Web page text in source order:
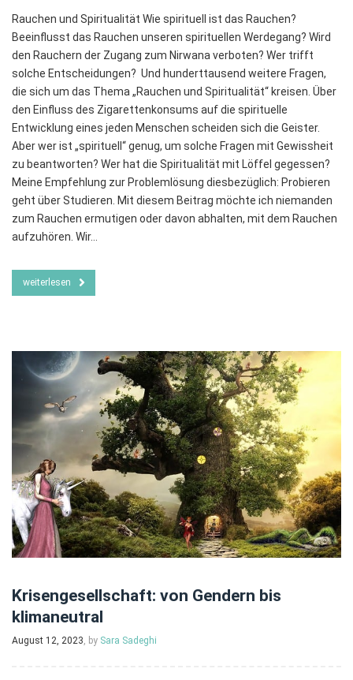
Rauchen und Spiritualität Wie spirituell ist das Rauchen?
Beeinflusst das Rauchen unseren spirituellen Werdegang? Wird
den Rauchern der Zugang zum Nirwana verboten? Wer trifft
solche Entscheidungen? Und hunderttausend weitere Fragen,
die sich um das Thema „Rauchen und Spiritualität“ kreisen. Über
den Einfluss des Zigarettenkonsums auf die spirituelle
Entwicklung eines jeden Menschen scheiden sich die Geister.
Aber wer ist „spirituell“ genug, um solche Fragen mit Gewissheit
zu beantworten? Wer hat die Spiritualität mit Löffel gegessen?
Meine Empfehlung zur Problemlösung diesbezüglich: Probieren
geht über Studieren. Mit diesem Beitrag möchte ich niemanden
zum Rauchen ermutigen oder davon abhalten, mit dem Rauchen
aufzuhören. Wir…
weiterlesen
Krisengesellschaft: von Gendern bis
klimaneutral
August 12, 2023 , by Sara Sadeghi